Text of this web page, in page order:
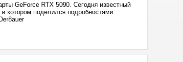
GeForce RTX 5090. Сегодня известный
котором поделился подробностями